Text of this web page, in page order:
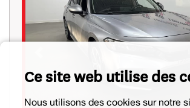
Ce site web utilise des
Nous utilisons des cookies sur notre